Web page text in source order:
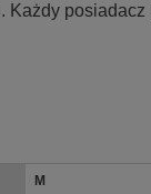
Każdy
M